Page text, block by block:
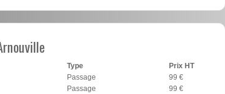
Type
Prix HT
Passage
99 €
Passage
99 €